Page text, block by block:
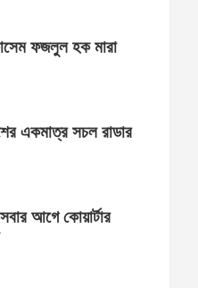
ফজলুল হক মারা
একমাত্র সচল রাডার
আগে কোয়ার্টার